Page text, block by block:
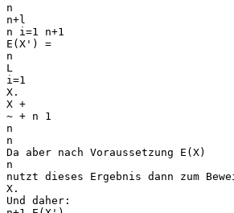
n
n+l
n i=1 n+1
E(X') =
n
L
i=1
X.
X +
~ + n 1
n
n
Da aber nach Voraussetzung E(X)
n
nutzt dieses Ergebnis dann zum
X.
Und daher: